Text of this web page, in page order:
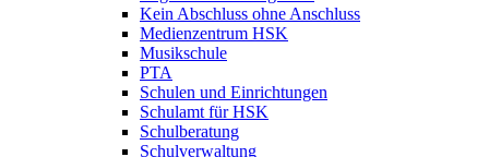
Kein Abschluss ohne Anschluss
Medienzentrum HSK
Musikschule
PTA
Schulen und Einrichtungen
Schulamt für HSK
Schulberatung
Schulverwaltung